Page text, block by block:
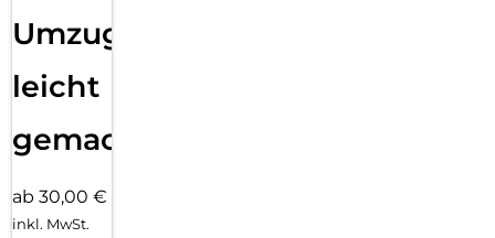
Umzug
leicht
gemacht!
ab 30,00 €
inkl. MwSt.